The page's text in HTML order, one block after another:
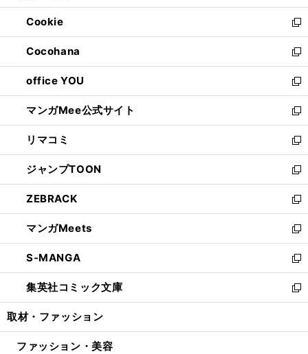
開
く
ウ
で
開
く
ン
ド
ウ
で
開
く
ウ
ィ
ン
ド
ウ
で
開
く
Cookie
新
し
い
ウ
ィ
ン
ド
ウ
で
開
く
Cocohana
新
し
い
ウ
ィ
ン
ド
ウ
で
開
く
office YOU
新
し
い
ウ
ィ
ン
ド
ウ
で
開
く
マンガMee公式サイト
新
し
い
ウ
ィ
ン
ド
ウ
で
開
く
リマコミ
新
し
い
ウ
ィ
ン
ド
ウ
で
開
く
ジャンプTOON
新
し
い
ウ
ィ
ン
ド
ウ
で
開
ZEBRACK
新
し
い
ウ
ィ
ン
ド
ウ
開
マンガMeets
新
し
い
ウ
ィ
ン
ウ
S-MANGA
新
し
い
ウ
ン
集英社コミック文庫
新
し
ウ
取材・ファッション
ファッション・美容